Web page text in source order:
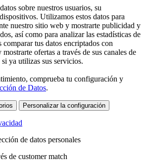
sobre nuestros usuarios, su
Utilizamos estos datos para
nuestro sitio web y mostrarte publicidad y
así como para analizar las estadísticas de
tus datos encriptados con
ofertas a través de sus canales de
ya utilizas sus servicios.
comprueba tu configuración y
de Datos.
Personalizar la configuración
de datos personales
de customer match